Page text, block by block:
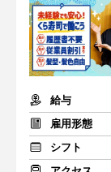
給与
雇用形態
シフト